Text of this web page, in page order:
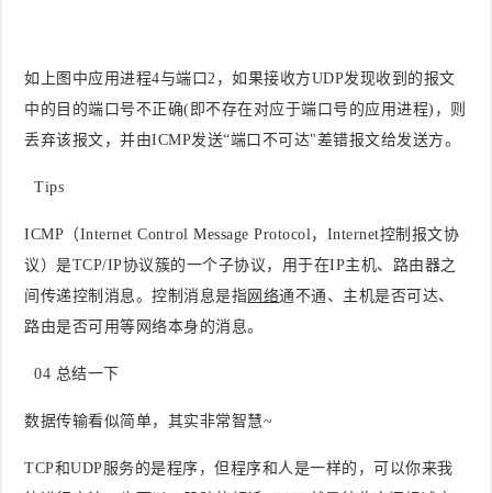
如上图中应用进程4与端口2，如果接收方UDP发现收到的报文
中的目的端口号不正确(即不存在对应于端口号的应用进程)，则
丢弃该报文，并由ICMP发送“端口不可达"差错报文给发送方。
Tips
ICMP（Internet Control Message Protocol，Internet控制报文协
议）是TCP/IP协议簇的一个子协议，用于在IP主机、路由器之
间传递控制消息。控制消息是指网络通不通、主机是否可达、
路由是否可用等网络本身的消息。
04 总结一下
数据传输看似简单，其实非常智慧~
TCP和UDP服务的是程序，但程序和人是一样的，可以你来我